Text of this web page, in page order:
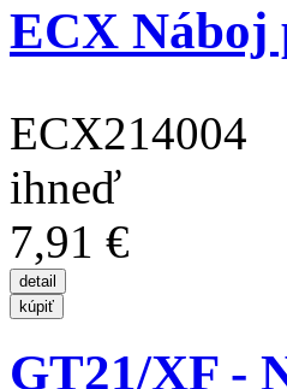
ECX Náboj
ECX214004
ihneď
7,91 €
GT21/XF -